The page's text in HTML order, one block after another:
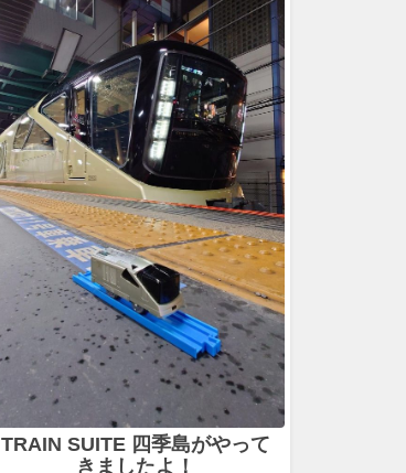
TRAIN SUITE 四季島がやって
きましたよ！